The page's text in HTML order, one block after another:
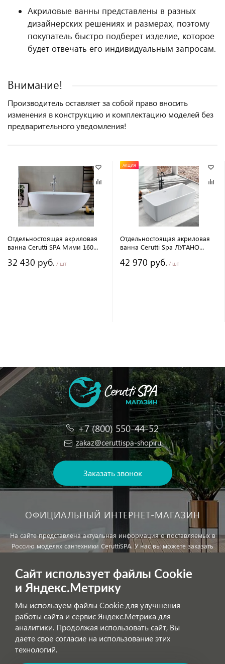
Акриловые ванны представлены в разных
дизайнерских решениях и размерах, поэтому
покупатель быстро подберет изделие, которое
будет отвечать его индивидуальным запросам.
Внимание!
Производитель оставляет за собой право вносить
изменения в конструкцию и комплектацию моделей без
предварительного уведомления!
Отдельностоящая акриловая
ванна Cerutti SPA Мими 160
гидромассажа
32 430 руб. / шт
АКЦИЯ
Отдельностоящая акриловая
ванна Cerutti Spa ЛУГАНО
гидромассажа
42 970 руб. / шт
+7 (800) 550-44-52
zakaz@ceruttispa-shop.ru
Заказать звонок
ОФИЦИАЛЬНЫЙ ИНТЕРНЕТ-МАГАЗИН
На сайте представлена актуальная информация о поставляемых в
Россию моделях сантехники CeruttiSPA. У нас вы можете заказать
Внимание!Цены, указанные на сайте, не являются публичной
офертой!
Обработка персональных данных
Сайт использует файлы Cookie
и Яндекс.Метрику
Мы используем файлы Cookie для улучшения
работы сайта и сервис Яндекс.Метрика для
аналитики. Продолжая использовать сайт, Вы
даете свое согласие на использование этих
технологий.